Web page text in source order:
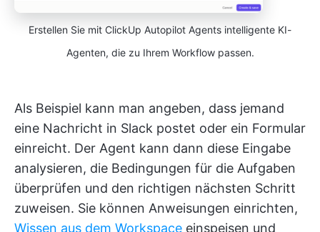
Erstellen Sie mit ClickUp Autopilot Agents intelligente KI-
Agenten, die zu Ihrem Workflow passen.
Als Beispiel kann man angeben, dass jemand
eine Nachricht in Slack postet oder ein Formular
einreicht. Der Agent kann dann diese Eingabe
analysieren, die Bedingungen für die Aufgaben
überprüfen und den richtigen nächsten Schritt
zuweisen. Sie können Anweisungen einrichten,
Wissen aus dem Workspace einspeisen und